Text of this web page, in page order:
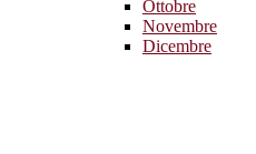
Ottobre
Novembre
Dicembre